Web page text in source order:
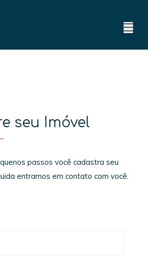
seu Imóvel
passos você cadastra seu
entramos em contato com você.